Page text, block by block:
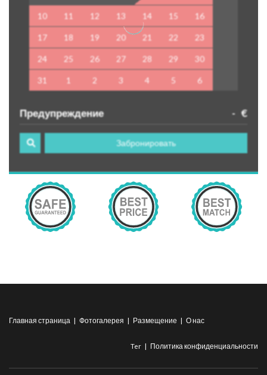
10 11 12 13 14 15 16
17 18 19 20 21 22 23
24 25 26 27 28 29 30
31 1 2 3 4 5 6
Предупреждение - €
Забронировать
Главная страница | Фотогалерея | Размещение | О нас
Ter Политика конфиденциальности